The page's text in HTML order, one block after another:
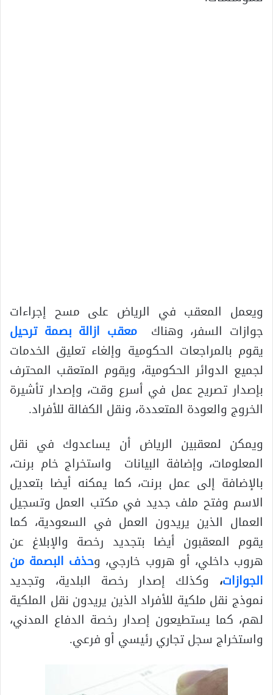
ويعمل المعقب في الرياض على مسح إجراءات
جوازات السفر، وهناكمعقب ازالة بصمة ترحيل
يقوم بالمراجعات الحكومية وإلغاء تعليق الخدمات
لجميع الدوائر الحكومية، ويقوم المتعقب المحترف
بإصدار تصريح عمل في أسرع وقت، وإصدار تأشيرة
الخروج والعودة المتعددة، ونقل الكفالة للأفراد.
ويمكن لمعقبين الرياض أن يساعدوك في نقل
المعلومات، وإضافة البيانات واستخراج خام برنت،
بالإضافة إلى عمل برنت، كما يمكنه أيضا بتعديل
الاسم وفتح ملف جديد في مكتب العمل وتسجيل
العمال الذين يريدون العمل في السعودية، كما
يقوم المعقبون أيضا بتجديد رخصة والإبلاغ عن
هروب داخلي، أو هروب خارجي، وحذف البصمة من
الجوازات، وكذلك إصدار رخصة البلدية، وتجديد
نموذج نقل ملكية للأفراد الذين يريدون نقل الملكية
لهم، كما يستطيعون إصدار رخصة الدفاع المدني،
واستخراج سجل تجاري رئيسي أو فرعي.